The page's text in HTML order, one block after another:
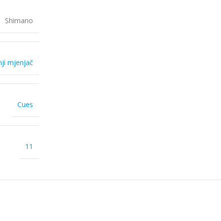
Shimano
mjenjač
Cues
11